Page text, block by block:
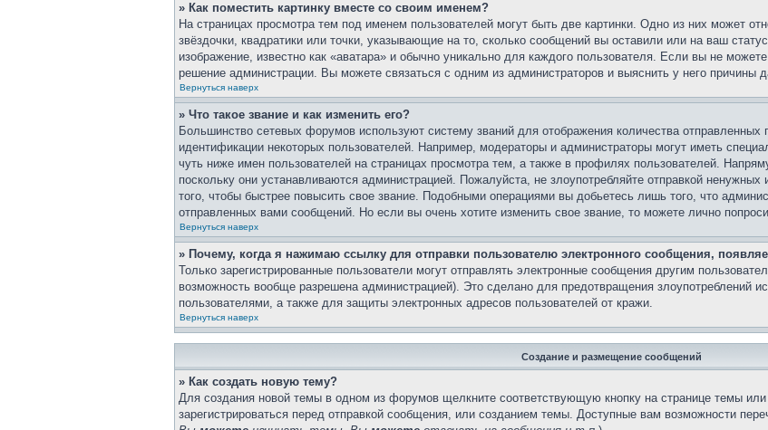
» Как поместить картинку вместе со своим именем?
На страницах просмотра тем под именем пользователей могут быть две картинки. Одно из них может
звёздочки, квадратики или точки, указывающие на то, сколько сообщений вы оставили или на ваш
изображение, известно как «аватара» и обычно уникально для каждого пользователя. Если вы не
решение администрации. Вы можете связаться с одним из администраторов и выяснить у него причины
Вернуться наверх
» Что такое звание и как изменить его?
Большинство сетевых форумов используют систему званий для отображения количества
идентификации некоторых пользователей. Например, модераторы и администраторы могут иметь
чуть ниже имен пользователей на страницах просмотра тем, а также в профилях пользователей.
поскольку они устанавливаются администрацией. Пожалуйста, не злоупотребляйте отправкой
того, чтобы быстрее повысить свое звание. Подобными операциями вы добьетесь лишь того, что
отправленных вами сообщений. Но если вы очень хотите изменить свое звание, то можете лично
Вернуться наверх
» Почему, когда я нажимаю ссылку для отправки пользователю электронного сообщения,
Только зарегистрированные пользователи могут отправлять электронные сообщения другим
возможность вообще разрешена администрацией). Это сделано для предотвращения злоупотреблений
пользователями, а также для защиты электронных адресов пользователей от кражи.
Вернуться наверх
Создание и размещение сообщений
» Как создать новую тему?
Для создания новой темы в одном из форумов щелкните соответствующую кнопку на странице темы
зарегистрироваться перед отправкой сообщения, или созданием темы. Доступные вам возможности